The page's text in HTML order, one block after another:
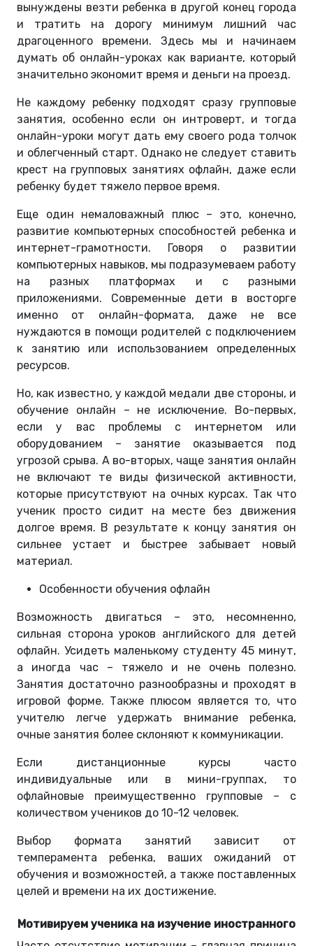
вынуждены везти ребенка в другой конец города
и тратить на дорогу минимум лишний час
драгоценного времени. Здесь мы и начинаем
думать об онлайн-уроках как варианте, который
значительно экономит время и деньги на проезд.
Не каждому ребенку подходят сразу групповые
занятия, особенно если он интроверт, и тогда
онлайн-уроки могут дать ему своего рода толчок
и облегченный старт. Однако не следует ставить
крест на групповых занятиях офлайн, даже если
ребенку будет тяжело первое время.
Еще один немаловажный плюс – это, конечно,
развитие компьютерных способностей ребенка и
интернет-грамотности. Говоря о развитии
компьютерных навыков, мы подразумеваем работу
на разных платформах и с разными
приложениями. Современные дети в восторге
именно от онлайн-формата, даже не все
нуждаются в помощи родителей с подключением
к занятию или использованием определенных
ресурсов.
Но, как известно, у каждой медали две стороны, и
обучение онлайн – не исключение. Во-первых,
если у вас проблемы с интернетом или
оборудованием – занятие оказывается под
угрозой срыва. А во-вторых, чаще занятия онлайн
не включают те виды физической активности,
которые присутствуют на очных курсах. Так что
ученик просто сидит на месте без движения
долгое время. В результате к концу занятия он
сильнее устает и быстрее забывает новый
материал.
Особенности обучения офлайн
Возможность двигаться – это, несомненно,
сильная сторона уроков английского для детей
офлайн. Усидеть маленькому студенту 45 минут,
а иногда час – тяжело и не очень полезно.
Занятия достаточно разнообразны и проходят в
игровой форме. Также плюсом является то, что
учителю легче удержать внимание ребенка,
очные занятия более склоняют к коммуникации.
Если дистанционные курсы часто
индивидуальные или в мини-группах, то
офлайновые преимущественно групповые – с
количеством учеников до 10-12 человек.
Выбор формата занятий зависит от
темперамента ребенка, ваших ожиданий от
обучения и возможностей, а также поставленных
целей и времени на их достижение.
Мотивируем ученика на изучение иностранного